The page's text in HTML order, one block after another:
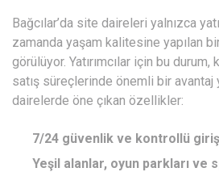
Bağcılar’da site daireleri yalnızca
zamanda yaşam kalitesine yapılan
görülüyor. Yatırımcılar için bu
satış süreçlerinde önemli bir avantaj
dairelerde öne çıkan özellikler:
7/24 güvenlik ve kontrollü giriş
Yeşil alanlar, oyun parkları ve